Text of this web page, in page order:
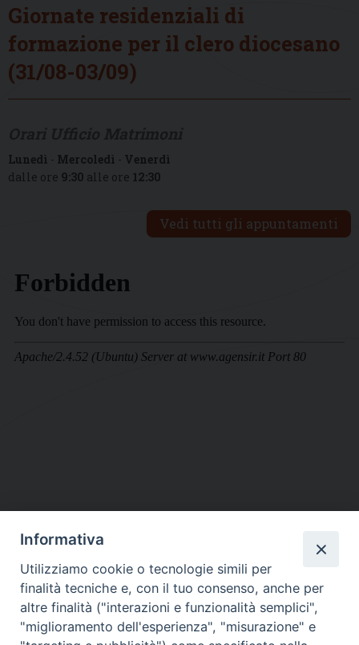
Giornate residenziali di
formazione per il clero diocesano
(31/08-03/09)
Lunedì - Mercoledì - Venerdì
dalle ore 9:30 alle ore 12:30
Vedi tutti gli appuntamenti
DIOCESI SUBURBICARIA DI ALBANO
Contatti:Tel.: 06.93268401 - Fax.: 06.9323844
E-mail:curia@diocesidialbano.it
Orari: dal Lunedì al Venerdì Ore: 9:00 - 13:00
Informativa
Utilizziamo cookie o tecnologie simili per
finalità tecniche e, con il tuo consenso, anche per
altre finalità ("interazioni e funzionalità semplici",
"miglioramento dell'esperienza", "misurazione" e